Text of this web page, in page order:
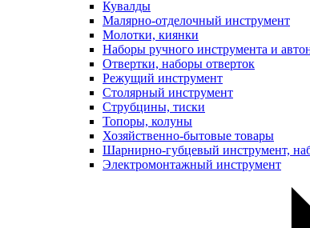
Кувалды
Малярно-отделочный инструмент
Молотки, киянки
Наборы ручного инструмента и
Отвертки, наборы отверток
Режущий инструмент
Столярный инструмент
Струбцины, тиски
Топоры, колуны
Хозяйственно-бытовые товары
Шарнирно-губцевый инструмент,
Электромонтажный инструмент